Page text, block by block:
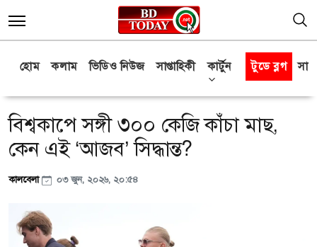
হোম কলাম ভিডিও নিউজ সাপ্তাহিকী কার্টুন টুডে ব্লগ
বিশ্বকাপে সঙ্গী ৩০০ কেজি কাঁচা মাছ,
কেন এই ‘আজব’ সিদ্ধান্ত?
কালবেলা ০৩ জুন, ২০২৬, ২০:৫৪